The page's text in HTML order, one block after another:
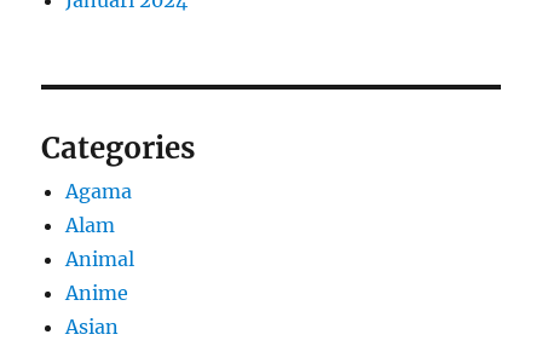
Categories
Agama
Alam
Animal
Anime
Asian